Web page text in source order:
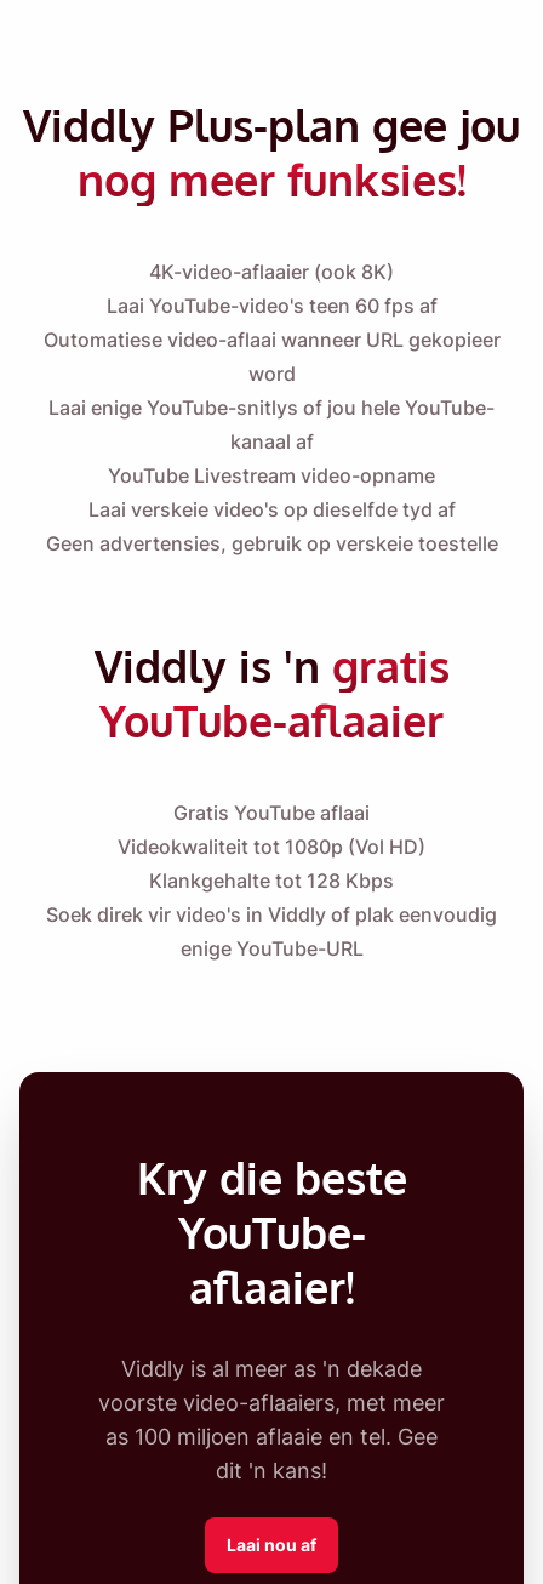
Viddly Plus-plan gee jou
nog meer funksies!
4K-video-aflaaier (ook 8K)
Laai YouTube-video's teen 60 fps af
Outomatiese video-aflaai wanneer URL gekopieer
word
Laai enige YouTube-snitlys of jou hele YouTube-
kanaal af
YouTube Livestream video-opname
Laai verskeie video's op dieselfde tyd af
Geen advertensies, gebruik op verskeie toestelle
Viddly is 'n gratis
YouTube-aflaaier
Gratis YouTube aflaai
Videokwaliteit tot 1080p (Vol HD)
Klankgehalte tot 128 Kbps
Soek direk vir video's in Viddly of plak eenvoudig
enige YouTube-URL
Kry die beste
YouTube-
aflaaier!
Viddly is al meer as 'n dekade
voorste video-aflaaiers, met meer
as 100 miljoen aflaaie en tel. Gee
dit 'n kans!
Laai nou af